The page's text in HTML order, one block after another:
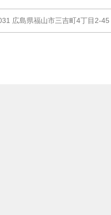
広島県福山市三吉町4丁目2-45